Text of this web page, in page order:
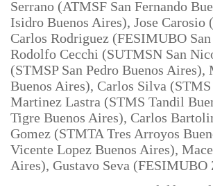
Serrano (ATMSF San Fernando
Isidro Buenos Aires), Jose Carosio
Carlos Rodriguez (FESIMUBO
Rodolfo Cecchi (SUTMSN San
(STMSP San Pedro Buenos
Buenos Aires), Carlos Silva
Martinez Lastra (STMS Tandil
Tigre Buenos Aires), Carlos
Gomez (STMTA Tres Arroyos
Vicente Lopez Buenos Aires),
Aires), Gustavo Seva